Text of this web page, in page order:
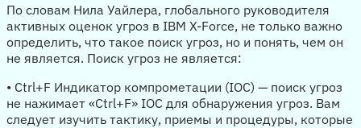
По словам Нила Уайлера, глобального руководителя
активных оценок угроз в IBM X-Force, не только важно
определить, что такое поиск угроз, но и понять, чем он
не является. Поиск угроз не является:
• Ctrl+F Индикатор компрометации (IOC) — поиск угроз
не нажимает «Ctrl+F» IOC для обнаружения угроз. Вам
следует изучить тактику, приемы и процедуры, которые